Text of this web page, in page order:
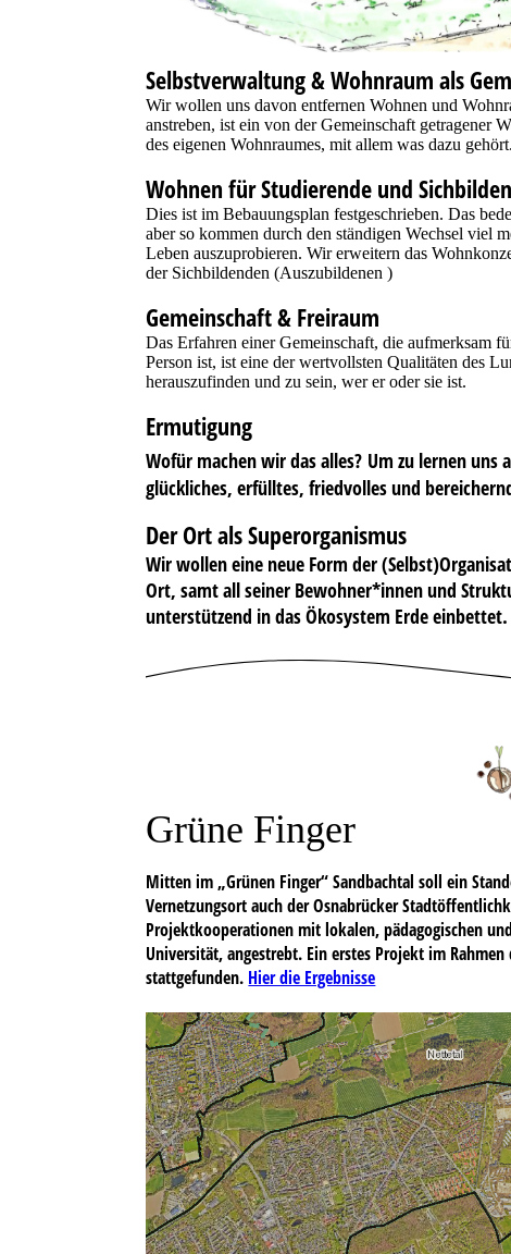
Selbstverwaltung & Wohnraum als
Wir wollen uns davon entfernen Wohnen und
anstreben, ist ein von der Gemeinschaft getragener
des eigenen Wohnraumes, mit allem was dazu gehört.
Wohnen für Studierende und
Dies ist im Bebauungsplan festgeschrieben. Das
aber so kommen durch den ständigen Wechsel viel
Leben auszuprobieren. Wir erweitern das
der Sichbildenden (Auszubildenen )
Gemeinschaft & Freiraum
Das Erfahren einer Gemeinschaft, die aufmerksam
Person ist, ist eine der wertvollsten Qualitäten des
herauszufinden und zu sein, wer er oder sie ist.
Ermutigung
Wofür machen wir das alles? Um zu lernen uns
glückliches, erfülltes, friedvolles und
Der Ort als Superorganismus
Wir wollen eine neue Form der
Ort, samt all seiner Bewohner*innen und
unterstützend in das Ökosystem Erde einbettet.
Grüne Finger
Mitten im „Grünen Finger“ Sandbachtal soll ein
Vernetzungsort auch der Osnabrücker
Projektkooperationen mit lokalen, pädagogischen
Universität, angestrebt. Ein erstes Projekt im
stattgefunden. Hier die Ergebnisse